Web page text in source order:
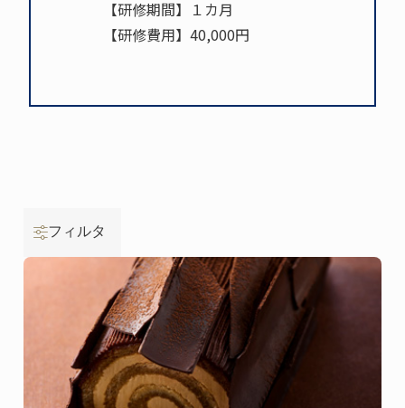
【研修期間】１カ月
【研修費用】40,000円
フィルタ